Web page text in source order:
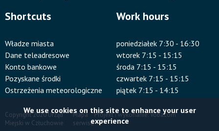
We use cookies on this site to enhance your user
experience
Shortcuts
Władze miasta
Dane teleadresowe
Konto bankowe
Pozyskane środki
Ostrzeżenia meteorologiczne
Work hours
poniedziałek 7:30 - 16:30
wtorek 7:15 - 15:15
środa 7:15 - 15:15
czwartek 7:15 - 15:15
piątek 7:15 - 14:15
Copyright 2020 Urząd
Miejski w Człuchowie
Mapa
serwisu
Projekt i wykonanie:Vobacom